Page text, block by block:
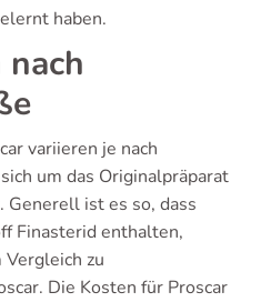
haben.
variieren je nach
um das Originalpräparat
Generell ist es so, dass
Finasterid enthalten,
zu
Die Kosten für Proscar